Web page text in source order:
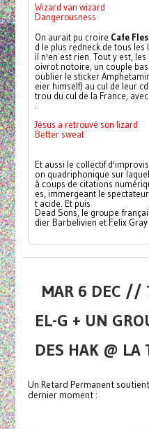
Wizard van wizard
Dangerousness
On aurait pu croire Cafe
d le plus redneck de tous
il n'en est rien. Tout y est,
oivrot notoire, un couple
oublier le sticker
eier himself) au cul de leur
trou du cul de la France,
Jésus a retrouvé son lizard
Better sweat
Et aussi le collectif
on quadriphonique sur
à coups de citations
es, immergeant le
t acide. Et puis
Dead Sons, le groupe
dier Barbelivien et Felix
MAR 6 DEC //
EL-G + UN
DES HAK @ LA
Un Retard Permanent
dernier moment :